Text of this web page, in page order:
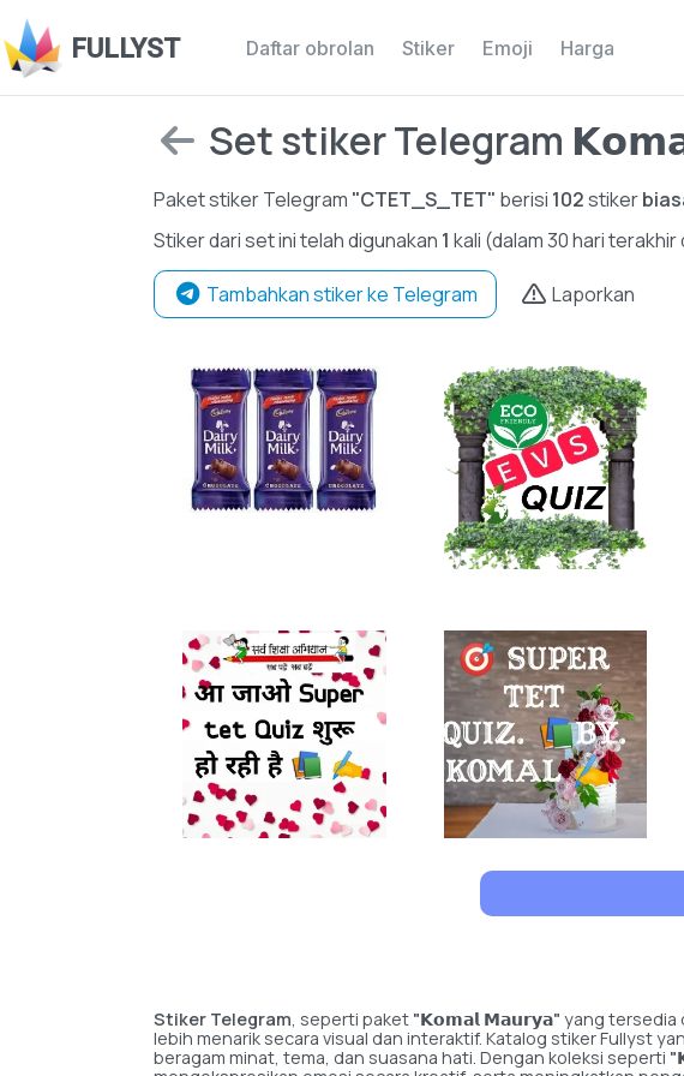
FULLYST Daftar obrolan Stiker Emoji Harga
Set stiker Telegram
Paket stiker Telegram "CTET_S_TET" berisi 102stiker
Stiker dari set ini telah digunakan 1 kali (dalam 30 hari terakhir
Tambahkan stiker ke Telegram Laporkan
Stiker Telegram, seperti paket "𝗞𝗼𝗺𝗮𝗹 𝗠𝗮𝘂𝗿𝘆𝗮" yang tersedia
lebih menarik secara visual dan interaktif. Katalog stiker Fullyst
beragam minat, tema, dan suasana hati. Dengan koleksi seperti